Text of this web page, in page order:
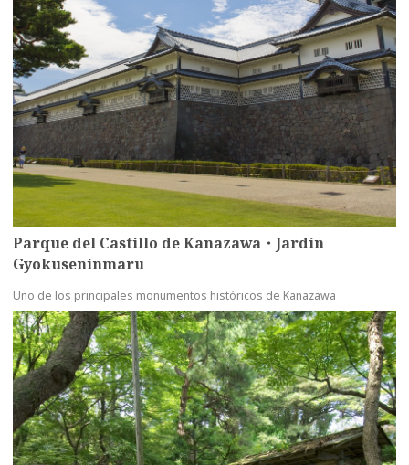
Parque del Castillo de Kanazawa・Jardín
Gyokuseninmaru
Uno de los principales monumentos históricos de Kanazawa
more